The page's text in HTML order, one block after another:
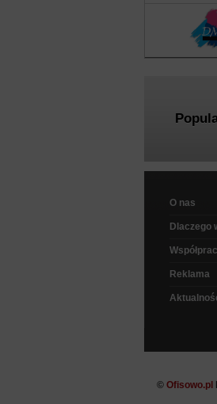
O nas
Dlaczego
Reklama
© Ofisowo.pl